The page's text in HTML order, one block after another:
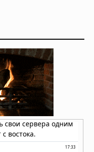
время»
сбили
в Нью-
четыре человека
образования
внутри